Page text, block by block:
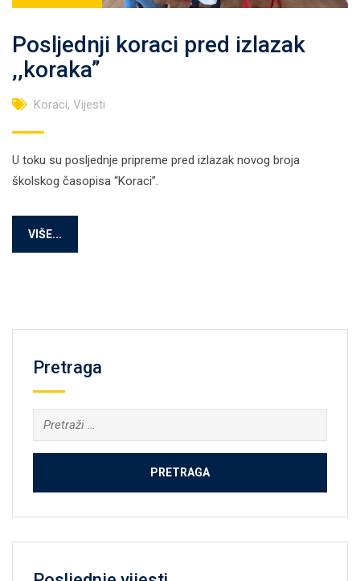
Posljednji koraci pred izlazak
,,koraka”
Koraci, Vijesti
U toku su posljednje pripreme pred izlazak novog broja
školskog časopisa “Koraci”.
VIŠE...
Pretraga
Pretraga: